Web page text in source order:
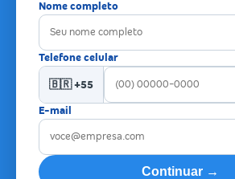
Nome completo
Telefone celular
🇧🇷 +55
E-mail
Continuar →